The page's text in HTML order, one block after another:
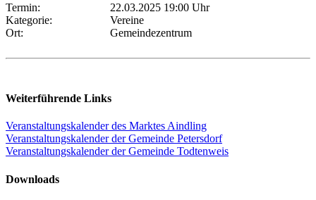
Termin:
22.03.2025 19:00 Uhr
Kategorie:
Vereine
Ort:
Gemeindezentrum
Weiterführende Links
Veranstaltungskalender des Marktes Aindling
Veranstaltungskalender der Gemeinde Petersdorf
Veranstaltungskalender der Gemeinde Todtenweis
Downloads